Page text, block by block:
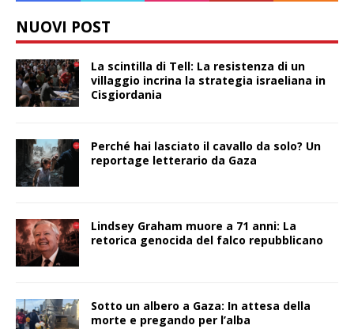
NUOVI POST
La scintilla di Tell: La resistenza di un
villaggio incrina la strategia israeliana in
Cisgiordania
Perché hai lasciato il cavallo da solo? Un
reportage letterario da Gaza
Lindsey Graham muore a 71 anni: La
retorica genocida del falco repubblicano
Sotto un albero a Gaza: In attesa della
morte e pregando per l’alba